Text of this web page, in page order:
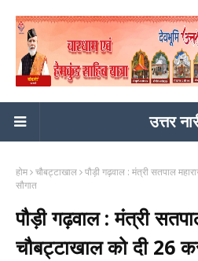
उत्तर
होम चौबट्टाखाल पौड़ी गढ़वाल : मंत्री सतपाल
सौगात
पौड़ी गढ़वाल : मंत्री
चौबट्टाखाल को दी 26